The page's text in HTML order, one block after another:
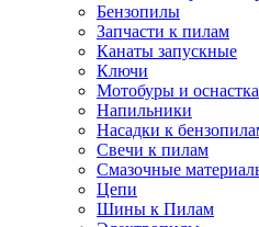
Бензопилы
Запчасти к пилам
Канаты запускные
Ключи
Мотобуры и оснастка
Напильники
Насадки к
Свечи к пилам
Смазочные
Цепи
Шины к Пилам